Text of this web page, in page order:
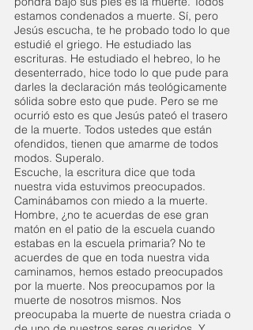
estamos condenados a muerte. Sí, pero
Jesús escucha, te he probado todo lo que
estudié el griego. He estudiado las
escrituras. He estudiado el hebreo, lo he
desenterrado, hice todo lo que pude para
darles la declaración más teológicamente
sólida sobre esto que pude. Pero se me
ocurrió esto es que Jesús pateó el trasero
de la muerte. Todos ustedes que están
ofendidos, tienen que amarme de todos
modos. Superalo.
Escuche, la escritura dice que toda
nuestra vida estuvimos preocupados.
Caminábamos con miedo a la muerte.
Hombre, ¿no te acuerdas de ese gran
matón en el patio de la escuela cuando
estabas en la escuela primaria? No te
acuerdes de que en toda nuestra vida
caminamos, hemos estado preocupados
por la muerte. Nos preocupamos por la
muerte de nosotros mismos. Nos
preocupaba la muerte de nuestra criada o